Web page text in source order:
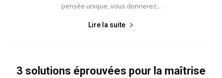
pensée unique, vous donnerez...
Lire la suite
3 solutions éprouvées pour la maîtrise